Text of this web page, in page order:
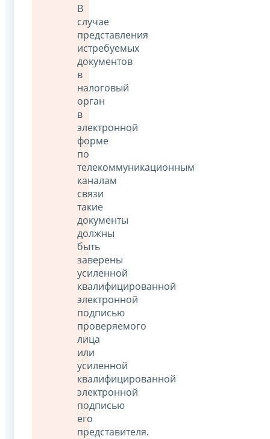
В
случае
представления
истребуемых
документов
в
налоговый
орган
в
электронной
форме
по
телекоммуникационным
каналам
связи
такие
документы
должны
быть
заверены
усиленной
квалифицированной
электронной
подписью
проверяемого
лица
или
усиленной
квалифицированной
электронной
подписью
его
представителя.